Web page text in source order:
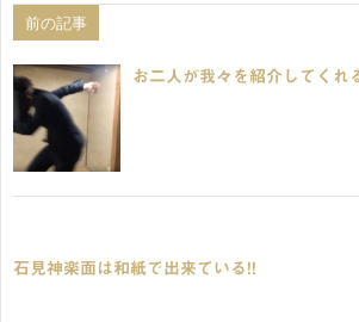
前の記事
お二人が我々を紹介してくれ
石見神楽面は和紙で出来ている!!